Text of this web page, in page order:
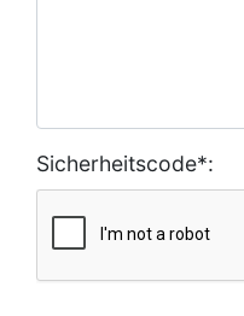
Sicherheitscode*: